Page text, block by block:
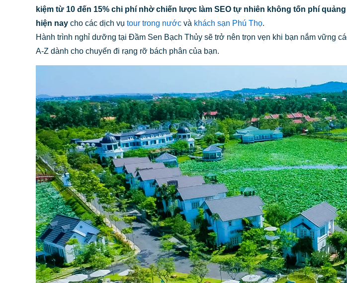
kiệm từ 10 đến 15% chi phí nhờ chiến lược làm SEO tự nhiên không tốn phí
hiện nay cho các dịch vụ tour trong nước và khách sạn Phú Thọ.
Hành trình nghỉ dưỡng tại Đầm Sen Bạch Thủy sẽ trở nên trọn vẹn khi bạn nắm vững
A-Z dành cho chuyến đi rạng rỡ bách phân của bạn.